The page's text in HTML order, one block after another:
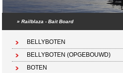
»Railblaza - Bait Board
BELLYBOTEN
BELLYBOTEN (OPGEBOUWD)
BOTEN